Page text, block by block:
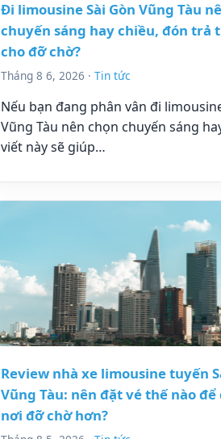
Đi limousine Sài Gòn Vũng Tàu
chuyến sáng hay chiều, đón trả
cho đỡ chờ?
Tháng 8 6, 2026 · Tin tức
Nếu bạn đang phân vân đi
Vũng Tàu nên chọn chuyến sáng
viết này sẽ giúp…
Review nhà xe limousine tuyến
Vũng Tàu: nên đặt vé thế nào để
nơi đỡ chờ hơn?